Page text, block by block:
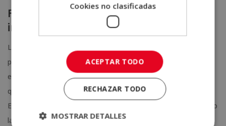
Falta de regulación en la
información nutricional
Las redes sociales y las plataformas digitales han facilitado la
proliferación de contenido sobre nutrición, pero muchas veces
esta información no proviene de profesionales capacitados, lo
que fomenta la propagación de mitos.
Estos
son solo algunos ejemplos de cómo
la desinformación puede afectar nuestros hábitos alimenticios.
Cookies no clasificadas
ACEPTAR TODO
RECHAZAR TODO
MOSTRAR DETALLES